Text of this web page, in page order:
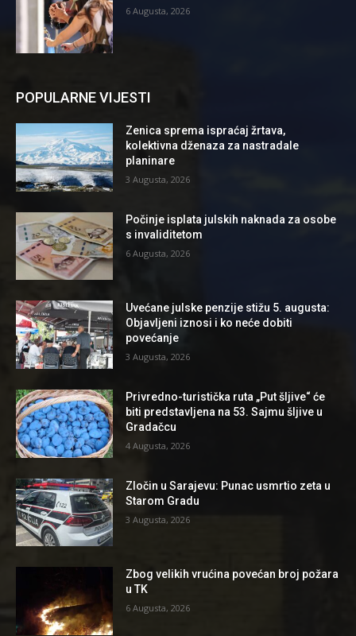
6 Augusta, 2026
POPULARNE VIJESTI
Zenica sprema ispraćaj žrtava,
kolektivna dženaza za nastradale
planinare
3 Augusta, 2026
Počinje isplata julskih naknada za osobe
s invaliditetom
6 Augusta, 2026
Uvećane julske penzije stižu 5. augusta:
Objavljeni iznosi i ko neće dobiti
povećanje
3 Augusta, 2026
Privredno-turistička ruta „Put šljive“ će
biti predstavljena na 53. Sajmu šljive u
Gradačcu
4 Augusta, 2026
Zločin u Sarajevu: Punac usmrtio zeta u
Starom Gradu
3 Augusta, 2026
Zbog velikih vrućina povećan broj požara
u TK
6 Augusta, 2026